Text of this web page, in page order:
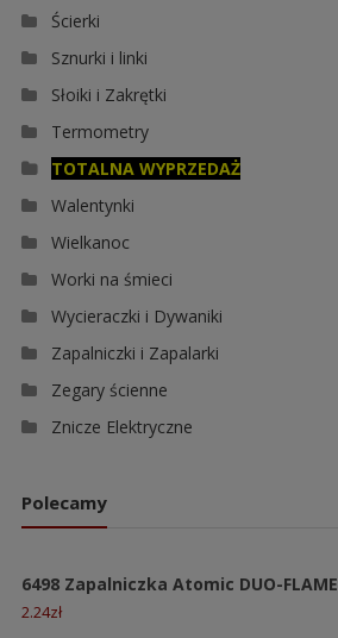
Ścierki
Sznurki i linki
Słoiki i Zakrętki
Termometry
TOTALNA WYPRZEDAŻ
Walentynki
Wielkanoc
Worki na śmieci
Wycieraczki i Dywaniki
Zapalniczki i Zapalarki
Zegary ścienne
Znicze Elektryczne
Polecamy
6498 Zapalniczka Atomic DUO-FLAME
2.24zł